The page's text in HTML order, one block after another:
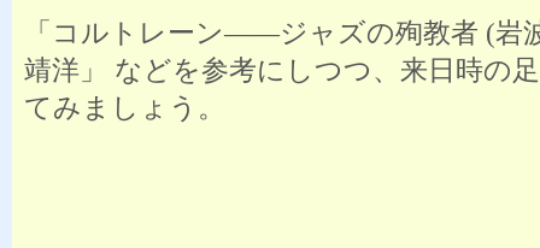
「コルトレーン――ジャズの殉教者 (岩
靖洋」 などを参考にしつつ、来日時の
てみましょう。